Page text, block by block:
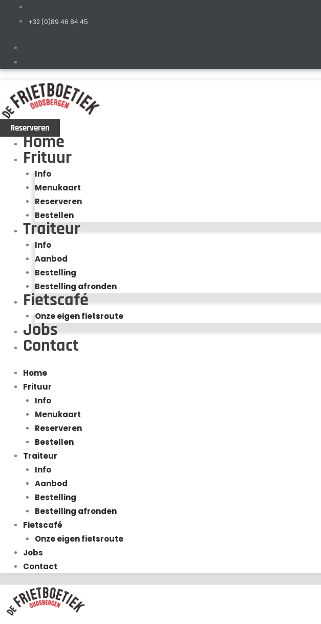
+32 (0)89 46 84 45
Reserveren
Home
Frituur
Info
Menukaart
Reserveren
Bestellen
Traiteur
Info
Aanbod
Bestelling
Bestelling afronden
Fietscafé
Onze eigen fietsroute
Jobs
Contact
Home
Frituur
Info
Menukaart
Reserveren
Bestellen
Traiteur
Info
Aanbod
Bestelling
Bestelling afronden
Fietscafé
Onze eigen fietsroute
Jobs
Contact